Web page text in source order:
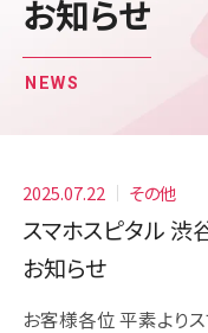
お知らせ
NEWS
2025.07.22 その他
スマホスピタル 渋
お知らせ
お客様各位 平素より